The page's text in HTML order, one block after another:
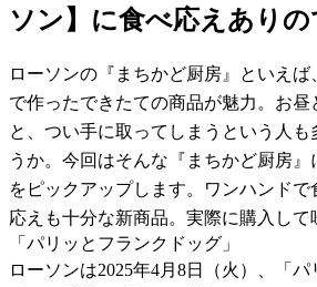
ソン】に食べ応えあり
ローソンの『まちかど厨房』といえ
で作ったできたての商品が魅力。お昼
と、つい手に取ってしまうという人も
うか。今回はそんな『まちかど厨房
をピックアップします。ワンハンド
応えも十分な新商品。実際に購入して
「パリッとフランクドッグ」
ローソンは2025年4月8日（火）、「